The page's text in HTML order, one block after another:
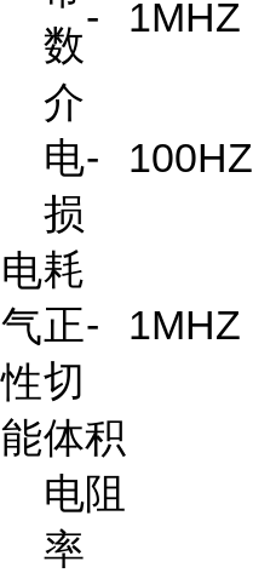
电
气
性
能
数
- 1MHZ
介
电
损
耗
正
切
- 100HZ
- 1MHZ
体积
电阻
率